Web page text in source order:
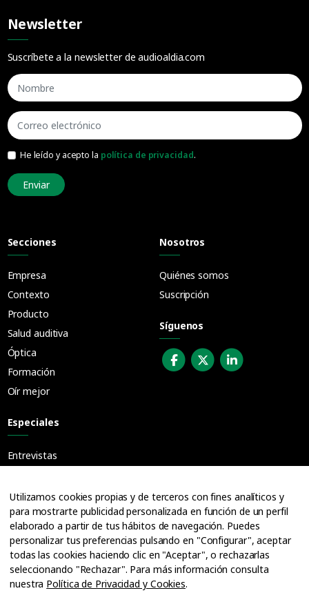
Newsletter
Suscríbete a la newsletter de audioaldia.com
He leído y acepto la política de privacidad.
Enviar
Secciones
Empresa
Contexto
Producto
Salud auditiva
Óptica
Formación
Oír mejor
Especiales
Entrevistas
Cuadernos
Ofertas de empleo
Nosotros
Quiénes somos
Suscripción
Síguenos
Utilizamos cookies propias y de terceros con fines analíticos y
para mostrarte publicidad personalizada en función de un perfil
elaborado a partir de tus hábitos de navegación. Puedes
personalizar tus preferencias pulsando en "Configurar", aceptar
todas las cookies haciendo clic en "Aceptar", o rechazarlas
seleccionando "Rechazar". Para más información consulta
nuestra Política de Privacidad y Cookies.